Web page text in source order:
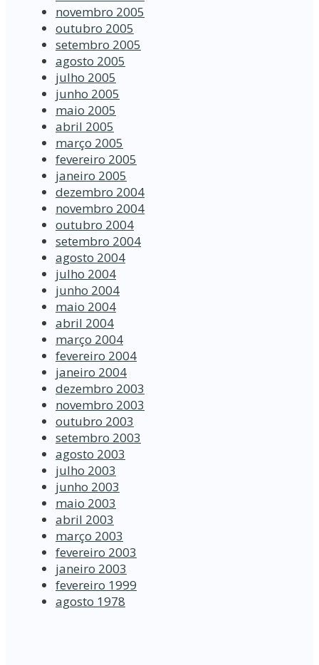
novembro 2005
outubro 2005
setembro 2005
agosto 2005
julho 2005
junho 2005
maio 2005
abril 2005
março 2005
fevereiro 2005
janeiro 2005
dezembro 2004
novembro 2004
outubro 2004
setembro 2004
agosto 2004
julho 2004
junho 2004
maio 2004
abril 2004
março 2004
fevereiro 2004
janeiro 2004
dezembro 2003
novembro 2003
outubro 2003
setembro 2003
agosto 2003
julho 2003
junho 2003
maio 2003
abril 2003
março 2003
fevereiro 2003
janeiro 2003
fevereiro 1999
agosto 1978